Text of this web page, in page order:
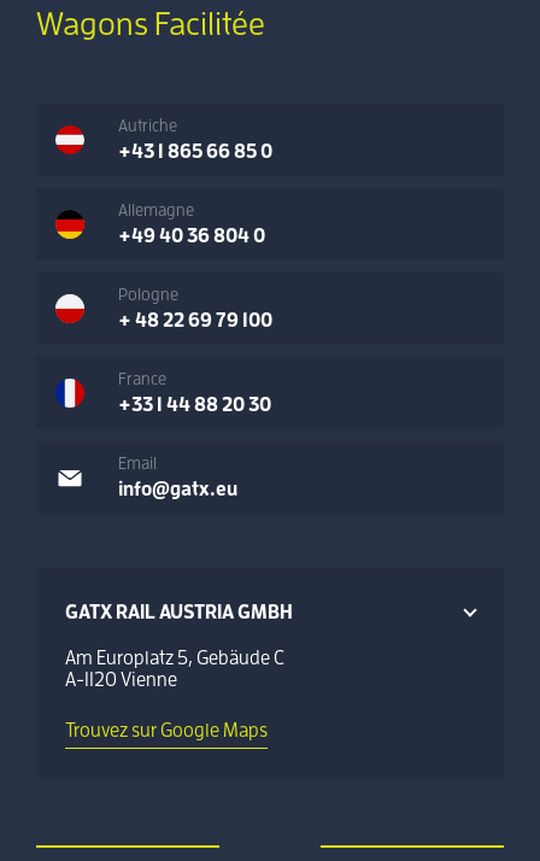
Wagons Facilitée
Autriche
+43 1 865 66 85 0
Allemagne
+49 40 36 804 0
Pologne
+ 48 22 69 79 100
France
+33 1 44 88 20 30
Email
info@gatx.eu
GATX RAIL AUSTRIA GMBH
Am Europlatz 5, Gebäude C
A-1120 Vienne
Trouvez sur Google Maps